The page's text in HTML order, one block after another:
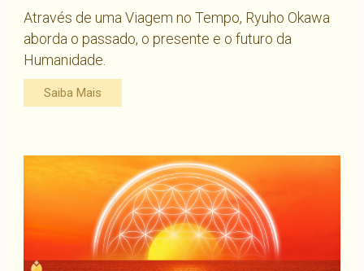
Através de uma Viagem no Tempo, Ryuho Okawa
aborda o passado, o presente e o futuro da
Humanidade.
Saiba Mais